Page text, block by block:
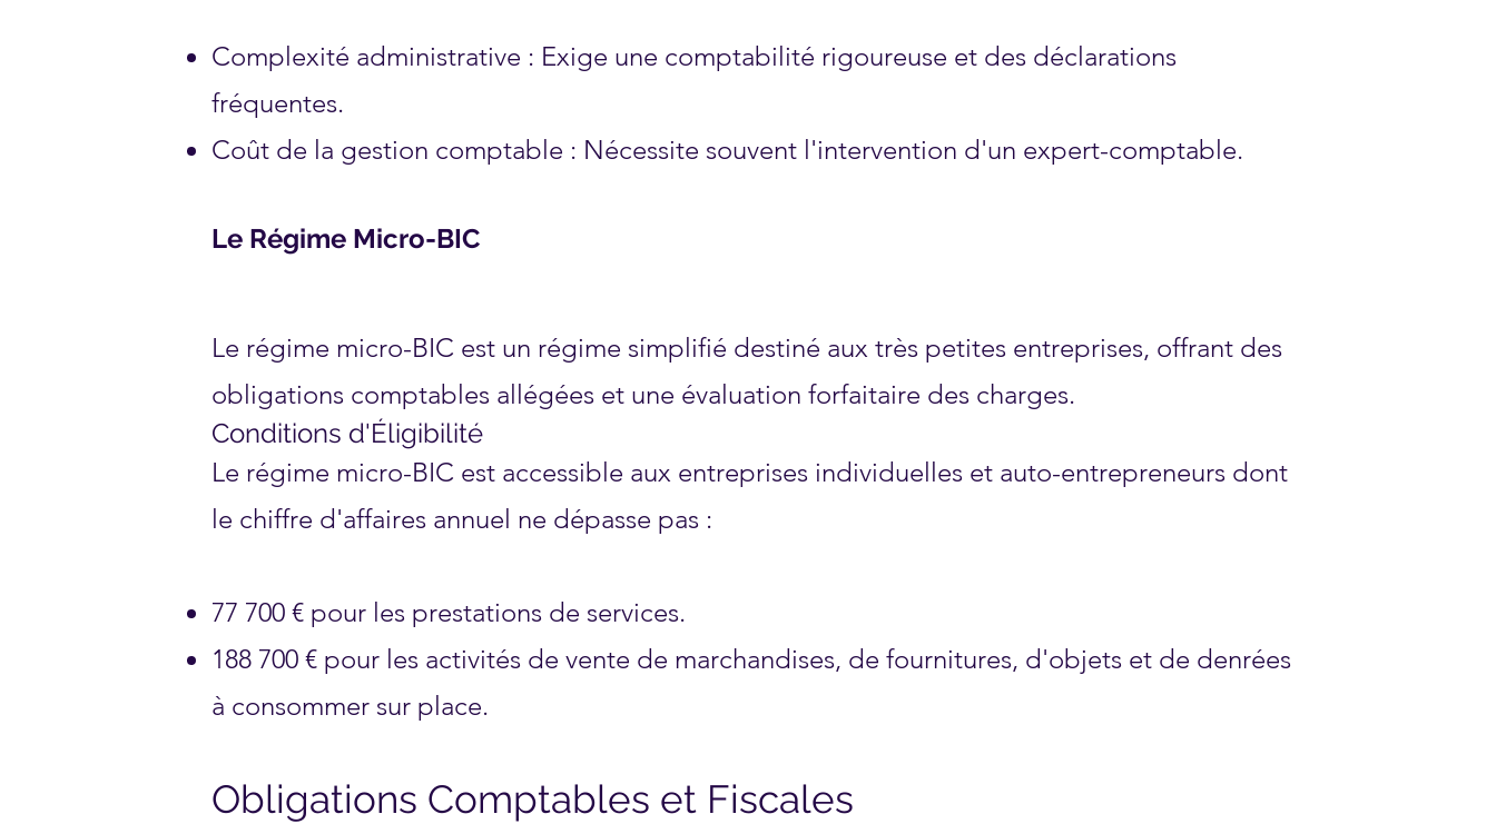
Complexité administrative : Exige une comptabilité rigoureuse et des déclarations
fréquentes.
Coût de la gestion comptable : Nécessite souvent l'intervention d'un expert-comptable.
Le Régime Micro-BIC
Le régime micro-BIC est un régime simplifié destiné aux très petites entreprises, offrant des
obligations comptables allégées et une évaluation forfaitaire des charges.
Conditions d'Éligibilité
Le régime micro-BIC est accessible aux entreprises individuelles et auto-entrepreneurs dont
le chiffre d'affaires annuel ne dépasse pas :
77 700 € pour les prestations de services.
188 700 € pour les activités de vente de marchandises, de fournitures, d'objets et de denrées
à consommer sur place.
Obligations Comptables et Fiscales